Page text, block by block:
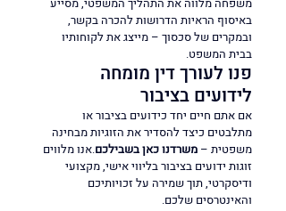
באיסוף הראיות הדרושות להכרה בקשר,
ובמקרים של סכסוך – מייצג את לקוחותיו
בבית המשפט.
פנו לעורך דין מומחה
לידועים בציבור
אם אתם חיים יחד כידועים בציבור או
מתלבטים כיצד להסדיר את הזוגיות מבחינה
משפטית – משרדנו כאן בשבילכם.אנו מלווים
זוגות ידועים בציבור בליווי אישי, מקצועי
ודיסקרטי, תוך שמירה על זכויותיכם
והאינטרסים שלכם.